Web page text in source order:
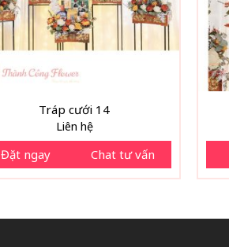
Tráp cưới 14
Liên hệ
Đặt ngay Chat tư vấn